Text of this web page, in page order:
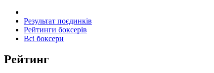
Результат поєдинків
Рейтинги боксерів
Всі боксери
Рейтинг